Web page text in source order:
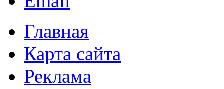
Главная
Карта сайта
Реклама